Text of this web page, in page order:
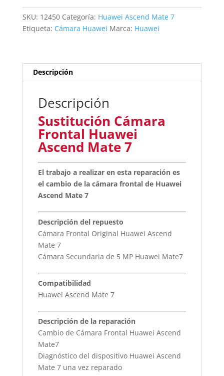
Mate
SKU: 12450 Categoría: Huawei Ascend Mate 7
Etiqueta: Cámara Huawei Marca: Huawei
Descripción
Descripción
Sustitución Cámara
Frontal Huawei
Ascend Mate 7
El trabajo a realizar en esta reparación es
el cambio de la cámara frontal de Huawei
Ascend Mate 7
Descripción del repuesto
Cámara Frontal Original Huawei Ascend
Mate 7
Cámara Secundaria de 5 MP Huawei Mate7
Compatibilidad
Huawei Ascend Mate 7
Descripción de la reparación
Cambio de Cámara Frontal Huawei Ascend
Mate7
Diagnóstico del dispositivo Huawei Ascend
Mate 7 una vez reparado